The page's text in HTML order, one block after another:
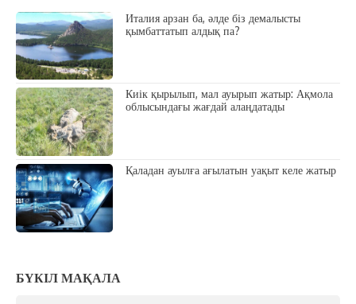
Италия арзан ба, әлде біз демалысты
қымбаттатып алдық па?
Киік қырылып, мал ауырып жатыр: Ақмола
облысындағы жағдай алаңдатады
Қаладан ауылға ағылатын уақыт келе жатыр
БҮКІЛ МАҚАЛА